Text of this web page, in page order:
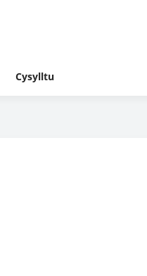
Cysylltu